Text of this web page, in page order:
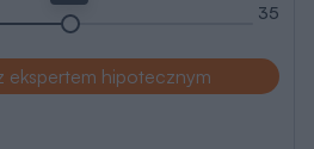
35
ekspertem hipotecznym